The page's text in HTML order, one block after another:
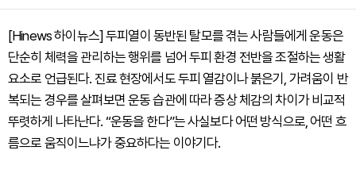
[Hinews 하이뉴스] 두피열이 동반된 탈모를 겪는 사람들에게 운동은
단순히 체력을 관리하는 행위를 넘어 두피 환경 전반을 조절하는 생활
요소로 언급된다. 진료 현장에서도 두피 열감이나 붉은기, 가려움이 반
복되는 경우를 살펴보면 운동 습관에 따라 증상 체감의 차이가 비교적
뚜렷하게 나타난다. “운동을 한다”는 사실보다 어떤 방식으로, 어떤 흐
름으로 움직이느냐가 중요하다는 이야기다.